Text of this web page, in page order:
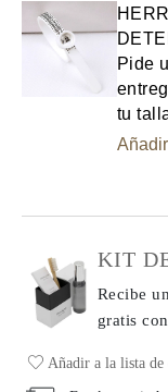
Pide
tu
KIT
Recibe
gratis
Añadir a la lista de